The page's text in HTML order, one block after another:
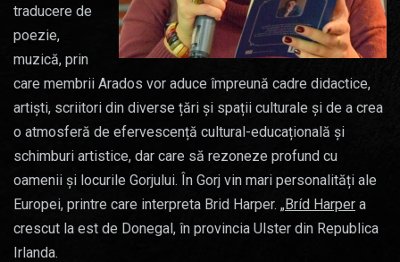
traducere de
poezie,
muzică, prin
care membrii Arados vor aduce împreună cadre didactice,
artiști, scriitori din diverse țări și spații culturale și de a crea
o atmosferă de efervescență cultural-educațională și
schimburi artistice, dar care să rezoneze profund cu
oamenii și locurile Gorjului. În Gorj vin mari personalități ale
Europei, printre care interpreta Brid Harper. „Bríd Harper a
crescut la est de Donegal, în provincia Ulster din Republica
Irlanda.